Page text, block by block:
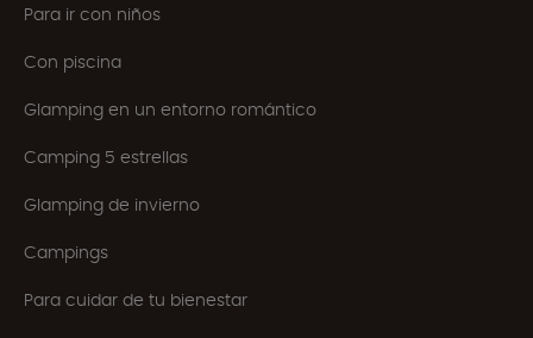
Para ir con niños
Con piscina
Glamping en un entorno romántico
Camping 5 estrellas
Glamping de invierno
Campings
Para cuidar de tu bienestar